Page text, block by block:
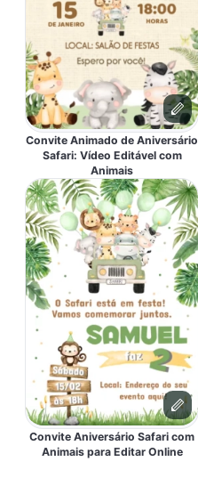
Convite Animado de Aniversário
Safari: Vídeo Editável com
Animais
Convite Aniversário Safari com
Animais para Editar Online